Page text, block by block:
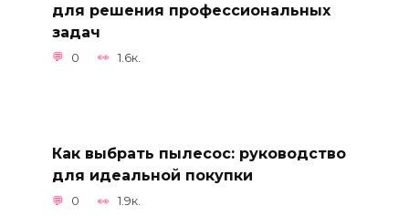
для решения профессиональных
задач
0 1.6к.
Как выбрать пылесос: руководство
для идеальной покупки
0 1.9к.